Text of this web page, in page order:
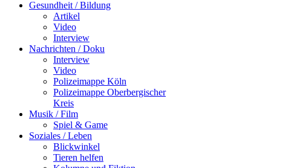
Gesundheit / Bildung
Artikel
Video
Interview
Nachrichten / Doku
Interview
Video
Polizeimappe Köln
Polizeimappe Oberbergischer
Kreis
Musik / Film
Spiel & Game
Soziales / Leben
Blickwinkel
Tieren helfen